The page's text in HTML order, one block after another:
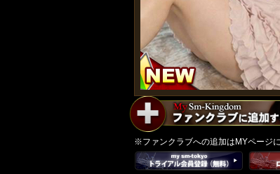
※ファンクラブへの追加はMYページ